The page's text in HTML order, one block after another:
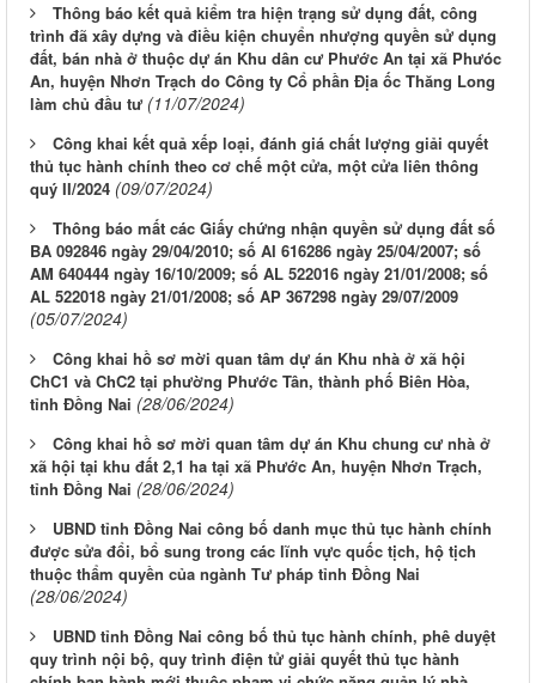
Thông báo kết quả kiểm tra hiện trạng sử dụng đất, công
trình đã xây dựng và điều kiện chuyển nhượng quyền sử dụng
đất, bán nhà ở thuộc dự án Khu dân cư Phước An tại xã Phưóc
An, huyện Nhơn Trạch do Công ty Cổ phần Địa ốc Thăng Long
làm chủ đầu tư (11/07/2024)
Công khai kết quả xếp loại, đánh giá chất lượng giải quyết
thủ tục hành chính theo cơ chế một cửa, một cửa liên thông
quý II/2024 (09/07/2024)
Thông báo mất các Giấy chứng nhận quyền sử dụng đất số
BA 092846 ngày 29/04/2010; số AI 616286 ngày 25/04/2007; số
AM 640444 ngày 16/10/2009; số AL 522016 ngày 21/01/2008; số
AL 522018 ngày 21/01/2008; số AP 367298 ngày 29/07/2009
(05/07/2024)
Công khai hồ sơ mời quan tâm dự án Khu nhà ở xã hội
ChC1 và ChC2 tại phường Phước Tân, thành phố Biên Hòa,
tỉnh Đồng Nai (28/06/2024)
Công khai hồ sơ mời quan tâm dự án Khu chung cư nhà ở
xã hội tại khu đất 2,1 ha tại xã Phước An, huyện Nhơn Trạch,
tỉnh Đồng Nai (28/06/2024)
UBND tỉnh Đồng Nai công bố danh mục thủ tục hành chính
được sửa đổi, bổ sung trong các lĩnh vực quốc tịch, hộ tịch
thuộc thẩm quyền của ngành Tư pháp tỉnh Đồng Nai
(28/06/2024)
UBND tỉnh Đồng Nai công bố thủ tục hành chính, phê duyệt
quy trình nội bộ, quy trình điện tử giải quyết thủ tục hành